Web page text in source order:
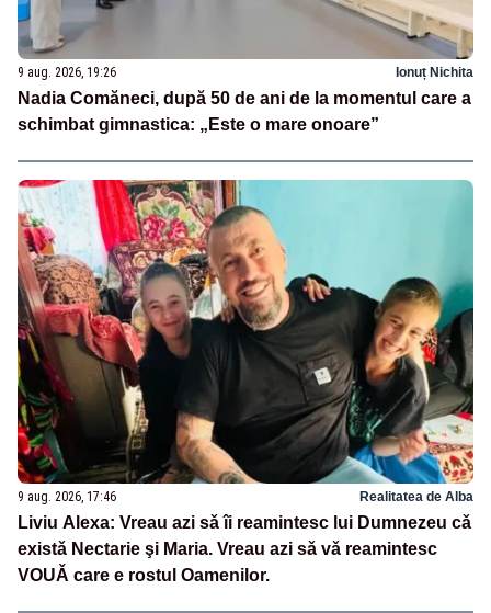
9 aug. 2026, 19:26 Ionuț Nichita
Nadia Comăneci, după 50 de ani de la momentul care a
schimbat gimnastica: „Este o mare onoare”
9 aug. 2026, 17:46 Realitatea de Alba
Liviu Alexa: Vreau azi sǎ îi reamintesc lui Dumnezeu cǎ
existǎ Nectarie şi Maria. Vreau azi sǎ vǎ reamintesc
VOUǍ care e rostul Oamenilor.